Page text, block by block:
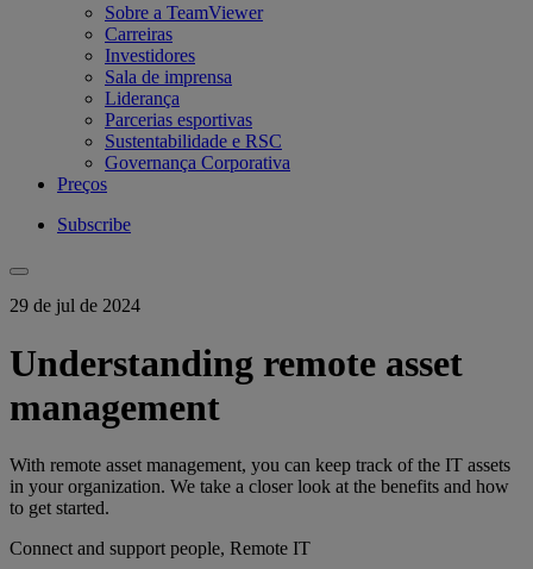
Sobre a TeamViewer
Carreiras
Investidores
Sala de imprensa
Liderança
Parcerias esportivas
Sustentabilidade e RSC
Governança Corporativa
Preços
Subscribe
29 de jul de 2024
Understanding remote asset
management
With remote asset management, you can keep track of the IT assets
in your organization. We take a closer look at the benefits and how
to get started.
Connect and support people, Remote IT